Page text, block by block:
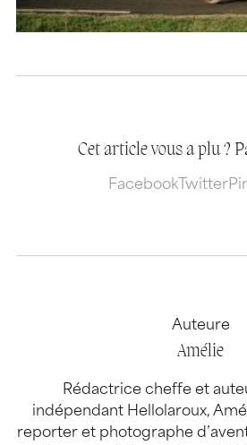
Cet article vous a plu ?
Facebook Twitter
Auteure
Amélie
Rédactrice cheffe et
indépendant Hellolaroux,
reporter et photographe